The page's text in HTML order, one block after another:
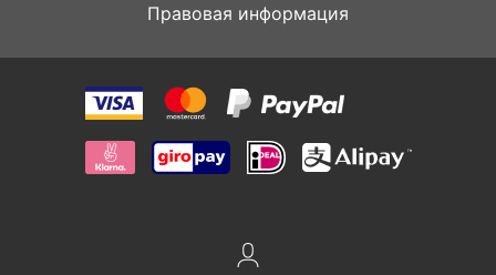
Правовая информация